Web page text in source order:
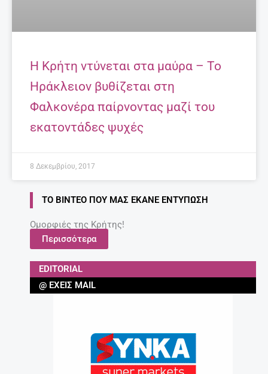
H Kρήτη ντύνεται στα μαύρα – Το
Ηράκλειον βυθίζεται στη
Φαλκονέρα παίρνοντας μαζί του
εκατοντάδες ψυχές
8 Δεκεμβρίου, 2017
ΤΟ ΒΊΝΤΕΟ ΠΟΥ ΜΑΣ ΈΚΑΝΕ ΕΝΤΎΠΩΣΗ
Ομορφιές της Κρήτης!
Περισσότερα
EDITORIAL
@ ΈΧΕΙΣ MAIL